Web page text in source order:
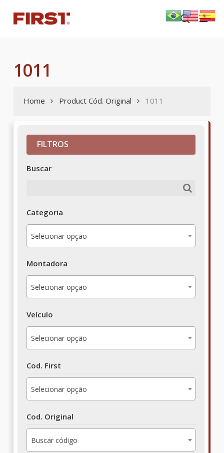
main
search
Menu
1011
Home Product Cód. Original 1011
FILTROS
Buscar
Categoria
Selecionar opção
Montadora
Selecionar opção
Veículo
Selecionar opção
Cod. First
Selecionar opção
Cod. Original
Buscar código